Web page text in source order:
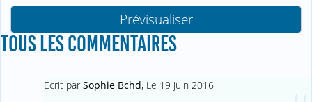
TOUS LES COMMENTAIRES
Ecrit par Sophie Bchd, Le 19 juin 2016